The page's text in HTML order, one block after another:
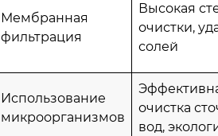
Мембранная
фильтрация
Высокая
очистки,
солей
Использование
микроорганизмов
очистка
вод,